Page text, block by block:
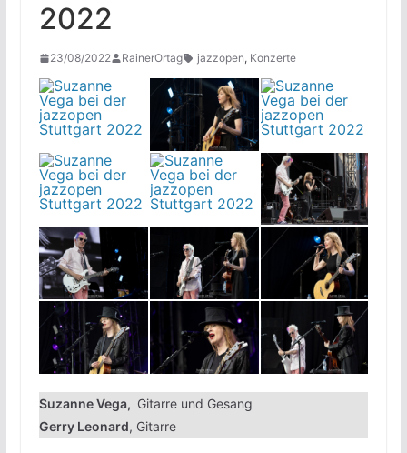
2022
23/08/2022 RainerOrtag jazzopen, Konzerte
Suzanne Vega, Gitarre und Gesang
Gerry Leonard, Gitarre